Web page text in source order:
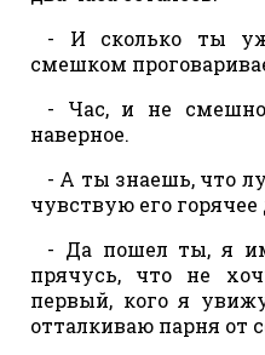
- И сколько ты
смешком
- Час, и не
наверное.
- А ты знаешь, что
чувствую его
- Да пошел ты, я
прячусь, что не
первый, кого я
отталкиваю парня от